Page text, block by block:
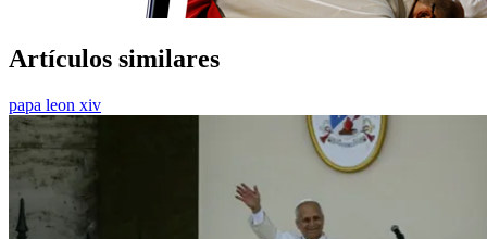
Artículos similares
papa leon xiv